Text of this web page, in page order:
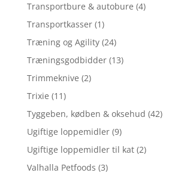
Transportbure & autobure (4)
Transportkasser (1)
Træning og Agility (24)
Træningsgodbidder (13)
Trimmeknive (2)
Trixie (11)
Tyggeben, kødben & oksehud (42)
Ugiftige loppemidler (9)
Ugiftige loppemidler til kat (2)
Valhalla Petfoods (3)